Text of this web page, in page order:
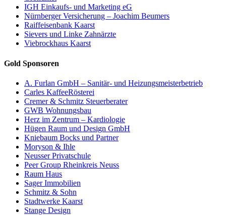
IGH Einkaufs- und Marketing eG
Nürnberger Versicherung – Joachim Beumers
Raiffeisenbank Kaarst
Sievers und Linke Zahnärzte
Viebrockhaus Kaarst
Gold Sponsoren
A. Furlan GmbH – Sanitär- und Heizungsmeisterbetrieb
Carles KaffeeRösterei
Cremer & Schmitz Steuerberater
GWB Wohnungsbau
Herz im Zentrum – Kardiologie
Hügen Raum und Design GmbH
Kniebaum Bocks und Partner
Moryson & Ihle
Neusser Privatschule
Peer Group Rheinkreis Neuss
Raum Haus
Sager Immobilien
Schmitz & Sohn
Stadtwerke Kaarst
Stange Design